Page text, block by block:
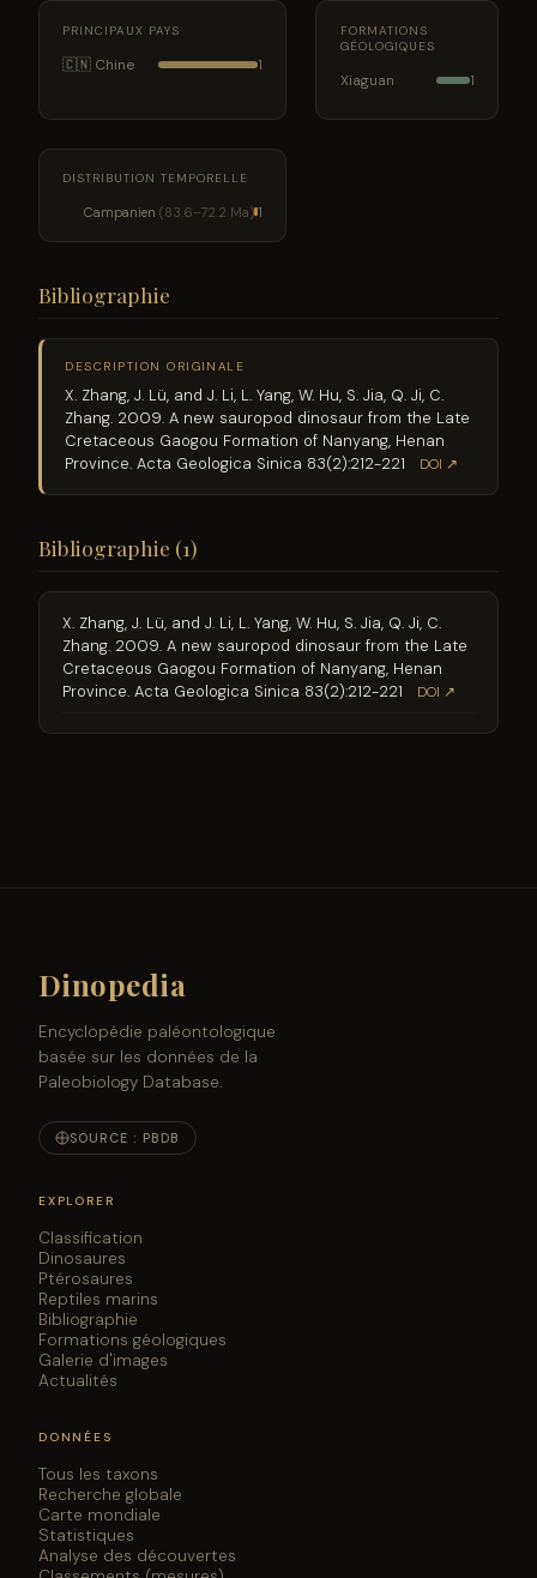
PRINCIPAUX PAYS
🇨🇳 Chine 1
FORMATIONS
GÉOLOGIQUES
Xiaguan 1
DISTRIBUTION TEMPORELLE
Campanien (83.6–72.2 Ma) 1
Bibliographie
DESCRIPTION ORIGINALE
X. Zhang, J. Lü, and J. Li, L. Yang, W. Hu, S. Jia, Q. Ji, C.
Zhang. 2009. A new sauropod dinosaur from the Late
Cretaceous Gaogou Formation of Nanyang, Henan
Province. Acta Geologica Sinica 83(2):212-221
DOI ↗
Bibliographie (1)
X. Zhang, J. Lü, and J. Li, L. Yang, W. Hu, S. Jia, Q. Ji, C.
Zhang. 2009. A new sauropod dinosaur from the Late
Cretaceous Gaogou Formation of Nanyang, Henan
Province. Acta Geologica Sinica 83(2):212-221
DOI ↗
Dinopedia
Encyclopédie paléontologique
basée sur les données de la
Paleobiology Database.
SOURCE : PBDB
EXPLORER
Classification
Dinosaures
Ptérosaures
Reptiles marins
Bibliographie
Formations géologiques
Galerie d'images
Actualités
DONNÉES
Tous les taxons
Recherche globale
Carte mondiale
Statistiques
Analyse des découvertes